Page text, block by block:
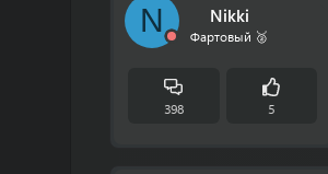
N Nikki
Фартовый 🥈
398 5